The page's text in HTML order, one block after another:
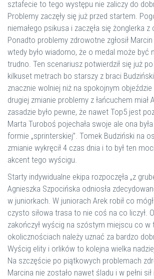
sztafecie to tego występu nie zaliczy do
Problemy zaczęły się już przed startem.
niemałego psikusa i zaczęła się żonglerka z
Ponadto problemy zdrowotne zgłosił
wtedy było wiadomo, że o medal może być
trudno. Ten scenariusz potwierdził się już
kilkuset metrach bo starszy z braci
znacznie wolniej niż na spokojnym objeździe
drugiej zmianie problemy z łańcuchem miał
zasadzie było pewne, że nawet Top5 jest
Marta Turoboś pojechała swoje ale ona
formie „sprinterskiej”. Tomek Budziński na
zmianie wykręcił 4 czas dnia i to był ten
akcent tego wyścigu.
Starty indywidualne ekipa rozpoczęła „z
Agnieszka Szpocińska odniosła
w juniorkach. W juniorach Arek robił co
czysto siłowa trasa to nie coś na co liczył.
zakończył wyścig na szóstym miejscu co w
okolicznościach należy uznać za bardzo
Wyścig elity i orlików to kolejna wielka
Na szczęście po piątkowych problemach
Marcina nie zostało nawet śladu i w pełni